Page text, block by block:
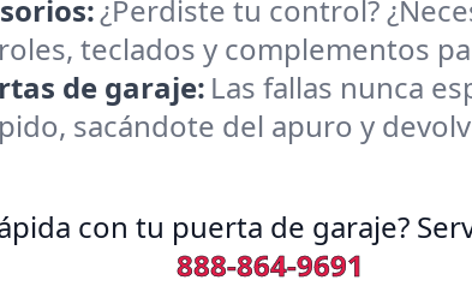
¿Perdiste tu control?
teclados y complementos
de garaje: Las fallas nunca
sacándote del apuro y
con tu puerta de garaje?
888-864-9691